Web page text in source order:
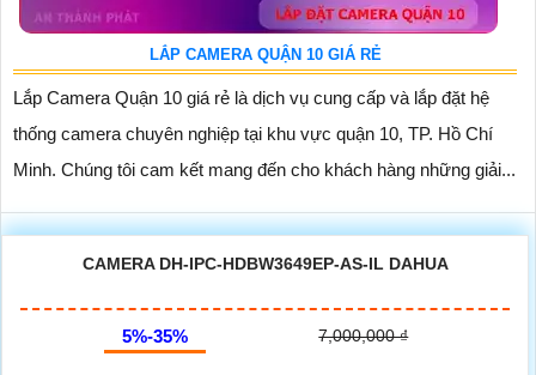
LẮP CAMERA QUẬN 10 GIÁ RẺ
Lắp Camera Quận 10 giá rẻ là dịch vụ cung cấp và lắp đặt hệ
thống camera chuyên nghiệp tại khu vực quận 10, TP. Hồ Chí
Minh. Chúng tôi cam kết mang đến cho khách hàng những giải...
CAMERA DH-IPC-HDBW3649EP-AS-IL DAHUA
5%-35% 7,000,000 ₫